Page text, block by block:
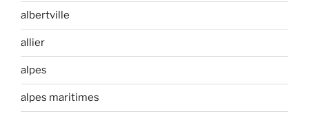
albertville
allier
alpes
alpes maritimes